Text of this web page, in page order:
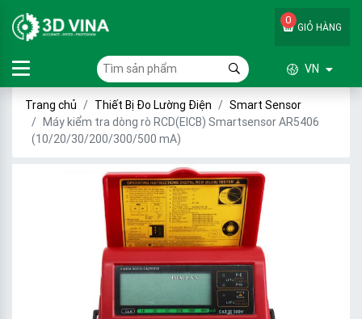
GIỎ HÀNG
0
VN
Trang chủ Thiết Bị Đo Lường Điện
Smart Sensor
Máy kiểm tra dòng rò RCD(ElCB) Smartsensor AR5406
(10/20/30/200/300/500 mA)